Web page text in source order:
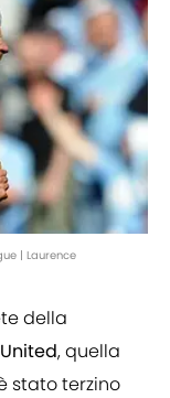
| Laurence
della
United, quella
stato terzino